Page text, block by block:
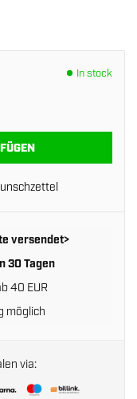
In stock
versendet>
30 Tagen
40 EUR
möglich
via: